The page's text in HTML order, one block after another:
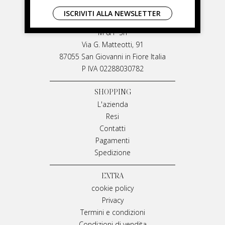
LIVIANA MIRARCHI
M & P Srl
Via G. Matteotti, 91
87055 San Giovanni in Fiore Italia
P IVA 02288030782
SHOPPING
L'azienda
Resi
Contatti
Pagamenti
Spedizione
EXTRA
cookie policy
Privacy
Termini e condizioni
ISCRIVITI ALLA NEWSLETTER